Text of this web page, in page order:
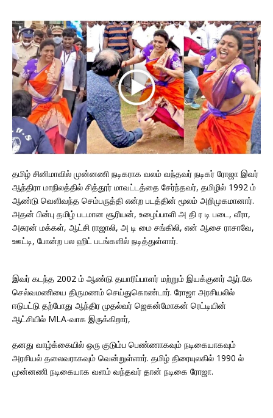
தமிழ் சினிமாவில் முன்னணி நடிகராக வலம் வந்தவர் நடிகர் ரோஜா இவர்
ஆந்திரா மாநிலத்தில் சித்தூர் மாவட்டத்தை சேர்ந்தவர், தமிழில் 1992 ம்
ஆண்டு வெளிவந்த செம்பருத்தி என்ற படத்தின் மூலம் அறிமுகமானார்.
அதன் பின்பு தமிழ் படமான சூரியன், உழைப்பாளி அ தி ர டி படை, வீரா,
அசுரன் மக்கள், ஆட்சி ராஜாலி, அ டி மை சங்கிலி, என் ஆசை ராசாவே,
ஊட்டி, போன்ற பல ஹிட் படங்களில் நடித்துள்ளார்.
இவர் கடந்த 2002 ம் ஆண்டு தயாரிப்பாளர் மற்றும் இயக்குனர் ஆர்.கே
செல்வமணியை திருமணம் செய்துகொண்டார். ரோஜா அரசியலில்
ஈடுபட்டு தற்போது ஆந்திர முதல்வர் ஜெகன்மோகன் ரெட்டியின்
ஆட்சியில் MLA-வாக இருக்கிறார்,
தனது வாழ்க்கையில் ஒரு குடும்ப பெண்ணாகவும் நடிகையாகவும்
அரசியல் தலைவராகவும் வென்றுள்ளார். தமிழ் திரையுலகில் 1990 ல்
முன்னணி நடிகையாக வளம் வந்தவர் தான் நடிகை ரோஜா.